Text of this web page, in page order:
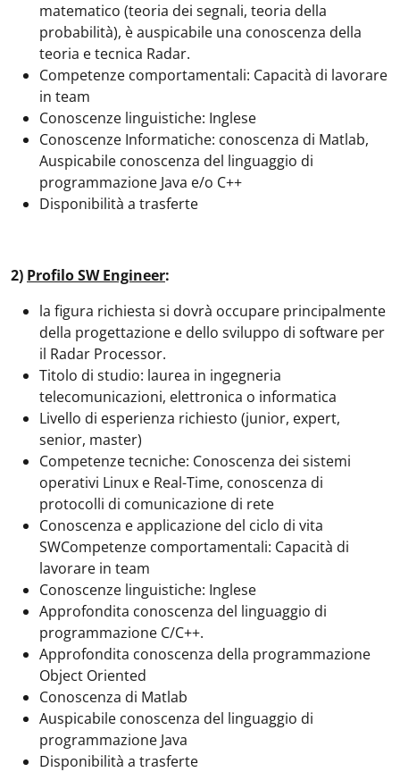
matematico (teoria dei segnali, teoria della
probabilità), è auspicabile una conoscenza della
teoria e tecnica Radar.
Competenze comportamentali: Capacità di lavorare
in team
Conoscenze linguistiche: Inglese
Conoscenze Informatiche: conoscenza di Matlab,
Auspicabile conoscenza del linguaggio di
programmazione Java e/o C++
Disponibilità a trasferte
2) Profilo SW Engineer:
la figura richiesta si dovrà occupare principalmente
della progettazione e dello sviluppo di software per
il Radar Processor.
Titolo di studio: laurea in ingegneria
telecomunicazioni, elettronica o informatica
Livello di esperienza richiesto (junior, expert,
senior, master)
Competenze tecniche: Conoscenza dei sistemi
operativi Linux e Real-Time, conoscenza di
protocolli di comunicazione di rete
Conoscenza e applicazione del ciclo di vita
SWCompetenze comportamentali: Capacità di
lavorare in team
Conoscenze linguistiche: Inglese
Approfondita conoscenza del linguaggio di
programmazione C/C++.
Approfondita conoscenza della programmazione
Object Oriented
Conoscenza di Matlab
Auspicabile conoscenza del linguaggio di
programmazione Java
Disponibilità a trasferte